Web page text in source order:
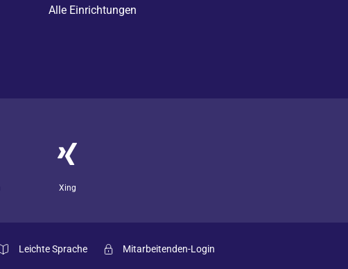
Alle Einrichtungen
Xing
Leichte Sprache Mitarbeitenden-Login